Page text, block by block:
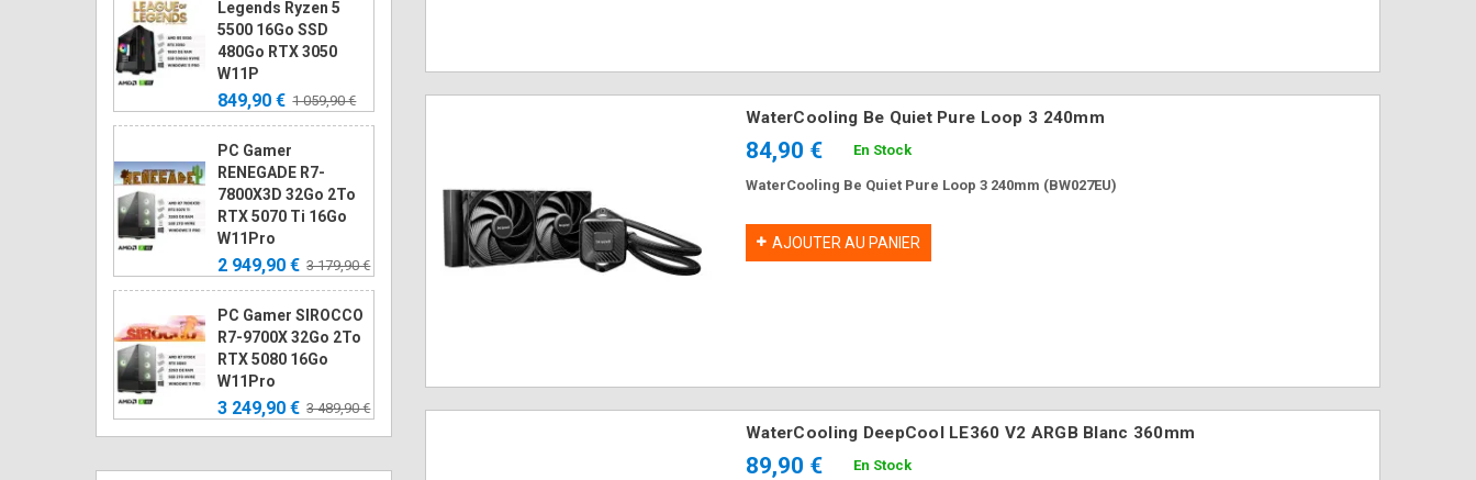
Legends Ryzen 5
5500 16Go SSD
480Go RTX 3050
W11P
849,90 € 1 059,90 €
PC Gamer
RENEGADE R7-
7800X3D 32Go 2To
RTX 5070 Ti 16Go
W11Pro
2 949,90 € 3 179,90 €
PC Gamer SIROCCO
R7-9700X 32Go 2To
RTX 5080 16Go
W11Pro
3 249,90 € 3 489,90 €
WaterCooling Be Quiet Pure Loop 3 240mm
84,90 € En Stock
WaterCooling Be Quiet Pure Loop 3 240mm (BW027EU)
AJOUTER AU PANIER
WaterCooling DeepCool LE360 V2 ARGB Blanc 360mm
89,90 € En Stock